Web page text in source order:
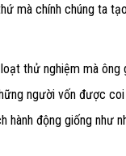
mà chính chúng ta
thử nghiệm mà ông
người vốn được
hành động giống như